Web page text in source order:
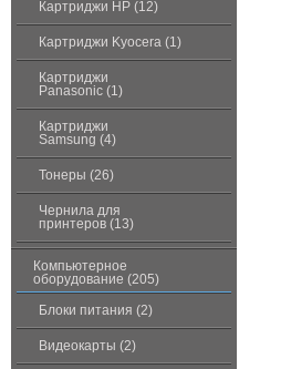
Картриджи HP (12)
Картриджи Kyocera (1)
Картриджи
Panasonic (1)
Картриджи
Samsung (4)
Тонеры (26)
Чернила для
принтеров (13)
Компьютерное
оборудование (205)
Блоки питания (2)
Видеокарты (2)